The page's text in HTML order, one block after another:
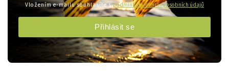
Vložením e-mailu souhlasíte spodmínkami ochrany osobních údajů
Přihlásit se